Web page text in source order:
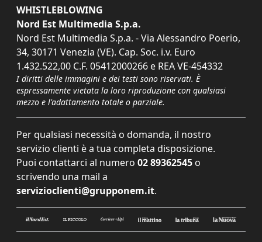
WHISTLEBLOWING
Nord Est Multimedia S.p.a.
Nord Est Multimedia S.p.a. - Via Alessandro Poerio,
34, 30171 Venezia (VE). Cap. Soc. i.v. Euro
1.432.522,00 C.F. 05412000266 e REA VE-454332
I diritti delle immagini e dei testi sono riservati. È
espressamente vietata la loro riproduzione con qualsiasi
mezzo e l'adattamento totale o parziale.
Per qualsiasi necessità o domanda, il nostro
servizio clienti è a tua completa disposizione.
Puoi contattarci al numero 02 89362545 o
scrivendo una mail a
servizioclienti@grupponem.it.